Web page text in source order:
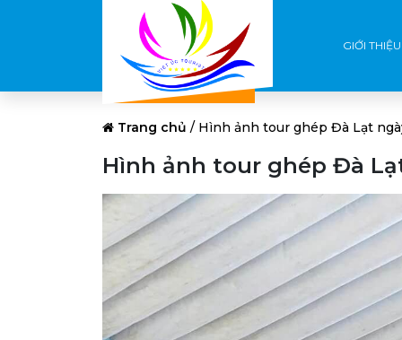
GIỚI THIỆU
Trang chủ / Hình ảnh tour ghép Đà Lạt
Hình ảnh tour ghép Đà